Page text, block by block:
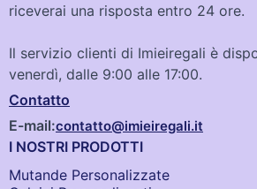
riceverai una risposta entro 24 ore.
Il servizio clienti di Imieiregali è
venerdì, dalle 9:00 alle 17:00.
Contatto
E-mail:contatto@imieiregali.it
I NOSTRI PRODOTTI
Mutande Personalizzate